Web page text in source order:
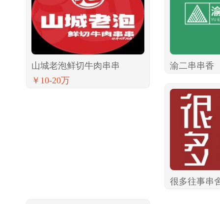
山城老泡鲜切牛肉串串
￥10-20万
渝二串串香
很多往事串